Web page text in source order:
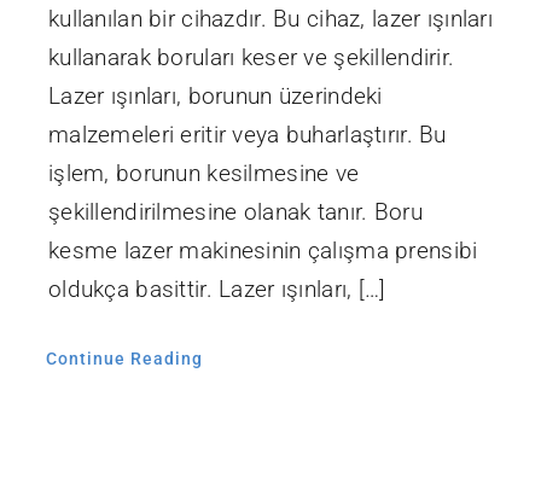
kullanılan bir cihazdır. Bu cihaz, lazer ışınları
kullanarak boruları keser ve şekillendirir.
Lazer ışınları, borunun üzerindeki
malzemeleri eritir veya buharlaştırır. Bu
işlem, borunun kesilmesine ve
şekillendirilmesine olanak tanır. Boru
kesme lazer makinesinin çalışma prensibi
oldukça basittir. Lazer ışınları, […]
Continue Reading